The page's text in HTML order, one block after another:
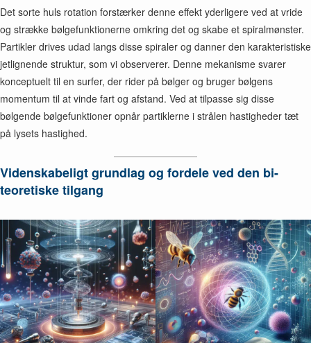
Det sorte huls rotation forstærker denne effekt yderligere ved at vride
og strække bølgefunktionerne omkring det og skabe et spiralmønster.
Partikler drives udad langs disse spiraler og danner den karakteristiske
jetlignende struktur, som vi observerer. Denne mekanisme svarer
konceptuelt til en surfer, der rider på bølger og bruger bølgens
momentum til at vinde fart og afstand. Ved at tilpasse sig disse
bølgende bølgefunktioner opnår partiklerne i strålen hastigheder tæt
på lysets hastighed.
Videnskabeligt grundlag og fordele ved den bi-
teoretiske tilgang